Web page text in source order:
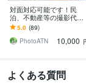
対面対応可能です！民
泊、不動産等の撮影代行
致します 超広角レンズ使
用＆全画像データ納品
5.0 (89)
PhotoATN
10,000
よくある質問